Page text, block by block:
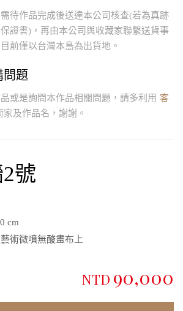
待作品完成後送達本公司核查(若為真跡
證書)，再由本公司與收藏家聯繫送貨事
前僅以台灣本島為出貨地。
問題
或是詢問本作品相關問題，請多利用 客
家及作品名，謝謝。
號
cm
術微噴無酸畫布上
NTD 90,000